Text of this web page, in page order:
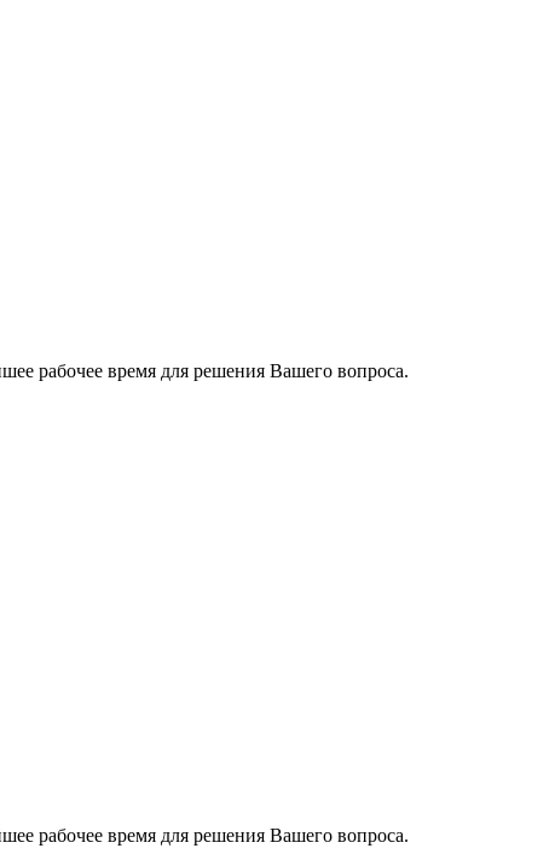
рабочее время для решения Вашего вопроса.
рабочее время для решения Вашего вопроса.